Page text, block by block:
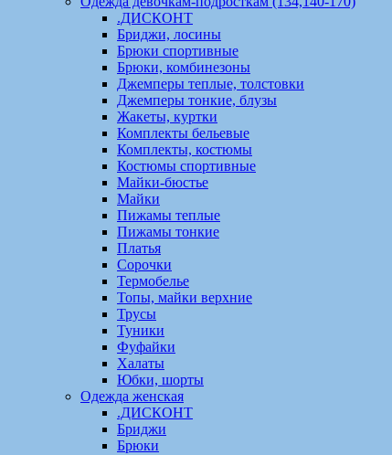
.ДИСКОНТ
Бриджи, лосины
Брюки спортивные
Брюки, комбинезоны
Джемперы теплые, толстовки
Джемперы тонкие, блузы
Жакеты, куртки
Комплекты бельевые
Комплекты, костюмы
Костюмы спортивные
Майки-бюстье
Майки
Пижамы теплые
Пижамы тонкие
Платья
Сорочки
Термобелье
Топы, майки верхние
Трусы
Туники
Фуфайки
Халаты
Юбки, шорты
Одежда женская
.ДИСКОНТ
Бриджи
Брюки